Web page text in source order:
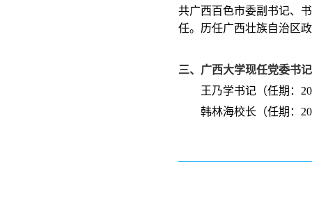
共广西百色市委副书记、
任。历任广西壮族自治区
三、广西大学现任党委书
王乃学书记（任期：
韩林海校长（任期：